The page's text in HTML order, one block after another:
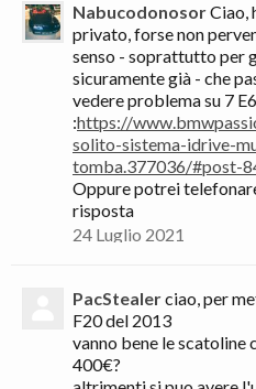
NabucodonosorCiao,
privato, forse non
senso - soprattutto per
sicuramente già - che
vedere problema su 7
:https://
solito-sistema-idrive-
tomba.377036/#post-
Oppure potrei
risposta
24 Luglio 2021
PacStealerciao, per
F20 del 2013
vanno bene le scatoline
400€?